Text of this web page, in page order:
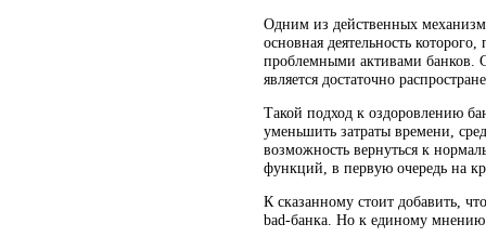
Одним из действенных
основная деятельность
проблемными активами банков.
является достаточно
Такой подход к оздоровлению
уменьшить затраты времени,
возможность вернуться к
функций, в первую очередь на
К сказанному стоит добавить,
bad-банка. Но к единому